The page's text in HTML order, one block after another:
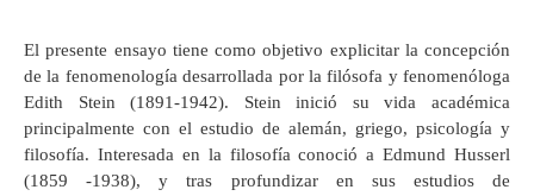
El presente ensayo tiene como objetivo explicitar la concepción
de la fenomenología desarrollada por la filósofa y fenomenóloga
Edith Stein (1891-1942). Stein inició su vida académica
principalmente con el estudio de alemán, griego, psicología y
filosofía. Interesada en la filosofía conoció a Edmund Husserl
(1859 -1938), y tras profundizar en sus estudios de